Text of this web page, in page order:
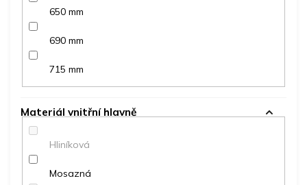
650 mm
690 mm
715 mm
Materiál vnitřní hlavně
Hliníková
Mosazná